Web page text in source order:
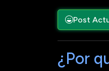
Post
¿Por